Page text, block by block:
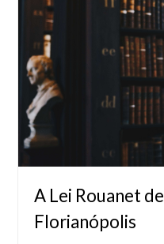
A Lei Rouanet
Florianópolis